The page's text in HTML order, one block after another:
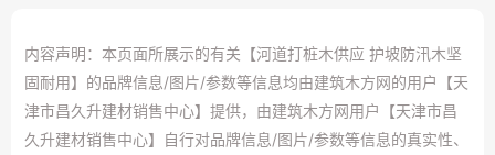
内容声明：本页面所展示的有关【河道打桩木供应 护坡防汛木坚
固耐用】的品牌信息/图片/参数等信息均由建筑木方网的用户【天
津市昌久升建材销售中心】提供，由建筑木方网用户【天津市昌
久升建材销售中心】自行对品牌信息/图片/参数等信息的真实性、